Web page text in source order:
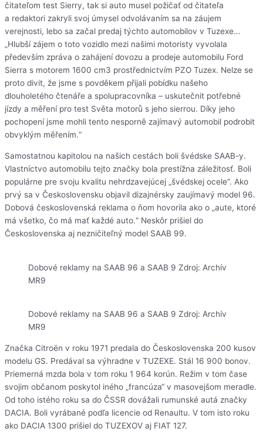
čitateľom test Sierry, tak si auto musel požičať od čitateľa
a redaktori zakryli svoj úmysel odvolávaním sa na záujem
verejnosti, lebo sa začal predaj týchto automobilov v Tuzexe…
„Hlubší zájem o toto vozidlo mezi našimi motoristy vyvolala
především zpráva o zahájení dovozu a prodeje automobilu Ford
Sierra s motorem 1600 cm3 prostřednictvím PZO Tuzex. Nelze se
proto divit, že jsme s povděkem přijali pobídku našeho
dlouholetého čtenáře a spolupracovníka – uskutečnit potřebné
jízdy a měření pro test Světa motorů s jeho sierrou. Díky jeho
pochopení jsme mohli tento nesporně zajímavý automobil podrobit
obvyklým měřením.“
Samostatnou kapitolou na našich cestách boli švédske SAAB-y.
Vlastníctvo automobilu tejto značky bola prestížna záležitosť. Boli
populárne pre svoju kvalitu nehrdzavejúcej „švédskej ocele“. Ako
prvý sa v Československu objavil dizajnérsky zaujímavý model 96.
Dobová československá reklama o ňom hovorila ako o „aute, ktoré
má všetko, čo má mať každé auto.“ Neskôr prišiel do
Československa aj nezničiteľný model SAAB 99.
Dobové reklamy na SAAB 96 a SAAB 9 Zdroj: Archív
MR9
Dobové reklamy na SAAB 96 a SAAB 9 Zdroj: Archív
MR9
Značka Citroën v roku 1971 predala do Československa 200 kusov
modelu GS. Predával sa výhradne v TUZEXE. Stál 16 900 bonov.
Priemerná mzda bola v tom roku 1 964 korún. Režim v tom čase
svojim občanom poskytol iného „francúza“ v masovejšom meradle.
Od toho istého roku sa do ČSSR dovážali rumunské autá značky
DACIA. Boli vyrábané podľa licencie od Renaultu. V tom isto roku
ako DACIA 1300 prišiel do TUZEXOV aj FIAT 127.